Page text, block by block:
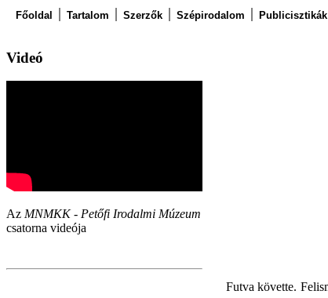
Főoldal Tartalom Szerzők Szépirodalom Publicisztikák
Videó
Az MNMKK - Petőfi Irodalmi Múzeum
csatorna videója
Futva követte.